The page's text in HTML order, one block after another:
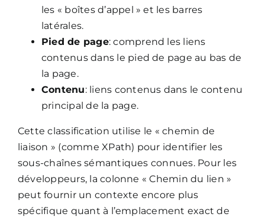
les « boîtes d’appel » et les barres
latérales.
Pied de page: comprend les liens
contenus dans le pied de page au bas de
la page.
Contenu: liens contenus dans le contenu
principal de la page.
Cette classification utilise le « chemin de
liaison » (comme XPath) pour identifier les
sous-chaînes sémantiques connues. Pour les
développeurs, la colonne « Chemin du lien »
peut fournir un contexte encore plus
spécifique quant à l’emplacement exact de